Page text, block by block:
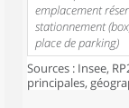
emplacement
stationnement
place de parking)
Sources : Insee,
principales,